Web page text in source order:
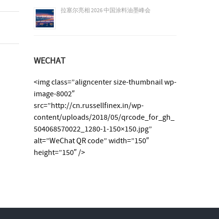
拉塞尔亮相 2026 中国涂料油墨峰会
WECHAT
<img class=”aligncenter size-thumbnail wp-
image-8002″
src=”http://cn.russellfinex.in/wp-
content/uploads/2018/05/qrcode_for_gh_
504068570022_1280-1-150×150.jpg”
alt=”WeChat QR code” width=”150″
height=”150″ />